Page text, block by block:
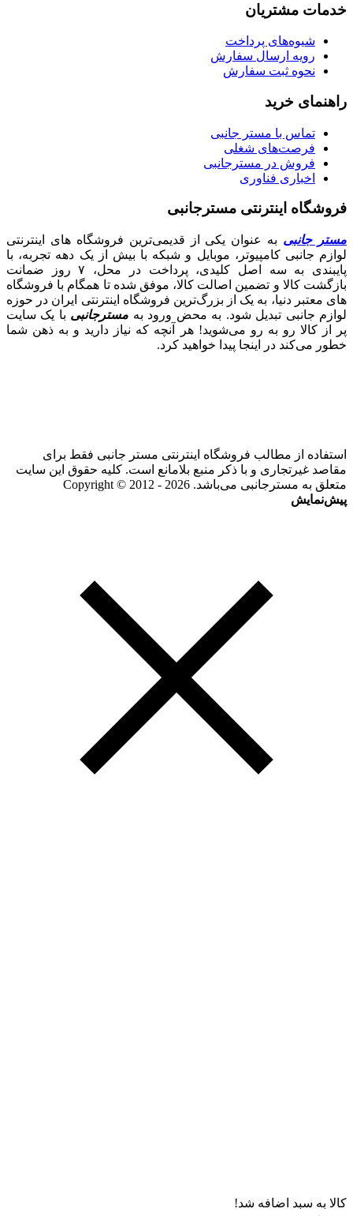
خدمات مشتریان
شیوه‌های پرداخت
رویه ارسال سفارش
نحوه ثبت سفارش
راهنمای خرید
تماس با مستر جانبی
فرصت‌های شغلی
فروش در مسترجانبی
اخباری فناوری
فروشگاه اینترنتی مسترجانبی
مستر جانبی به عنوان یکی از قدیمی‌ترین فروشگاه های اینترنتی
لوازم جانبی کامپیوتر، موبایل و شبکه با بیش از یک دهه تجربه، با
پایبندی به سه اصل کلیدی، پرداخت در محل، ۷ روز ضمانت
بازگشت کالا و تضمین اصالت کالا، موفق شده تا همگام با فروشگاه‌
های معتبر دنیا، به یک از بزرگ‌ترین فروشگاه اینترنتی ایران در حوزه
لوازم جانبی تبدیل شود. به محض ورود به مسترجانبی با یک سایت
پر از کالا رو به رو می‌شوید! هر آنچه که نیاز دارید و به ذهن شما
خطور می‌کند در اینجا پیدا خواهید کرد.
استفاده از مطالب فروشگاه اینترنتی مستر جانبی فقط برای
مقاصد غیرتجاری و با ذکر منبع بلامانع است. کلیه حقوق این سایت
متعلق به مسترجانبی می‌باشد. Copyright © 2012 - 2026
پیش‌نمایش
کالا به سبد اضافه شد!